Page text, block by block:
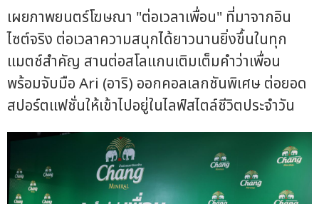
เผยภาพยนตร์โฆษณา "ต่อเวลาเพื่อน" ที่มาจากอิน
ไซต์จริง ต่อเวลาความสนุกได้ยาวนานยิ่งขึ้นในทุก
แมตช์สำคัญ สานต่อสโลแกนเติมเต็มคำว่าเพื่อน
พร้อมจับมือ Ari (อาริ) ออกคอลเลกชันพิเศษ ต่อยอด
สปอร์ตแฟชั่นให้เข้าไปอยู่ในไลฟ์สไตล์ชีวิตประจำวัน